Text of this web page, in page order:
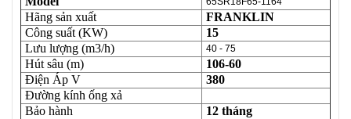
Hãng sản xuất
FRANKLIN
Công suất (KW)
15
Lưu lượng (m3/h)
40 - 75
Hút sâu (m)
106-60
Điện Áp V
380
Đường kính ống xả
Bảo hành
12 tháng